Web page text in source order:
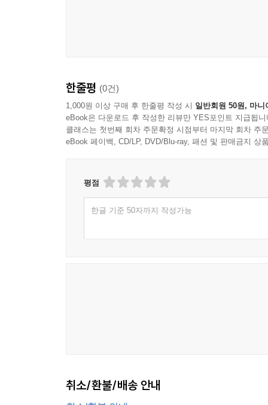
한줄평 (0건)
1,000원 이상 구매 후 한줄평 작성 시 일반회원 50원, 마니
eBook은 다운로드 후 작성한 리뷰만 YES포인트 지급됩니
클래스는 첫번째 회차 주문확정 시점부터 마지막 회차 주
eBook 페이백, CD/LP, DVD/Blu-ray, 패션 및 판매금지 상
평점
한글 기준 50자까지 작성가능
취소/환불/배송 안내